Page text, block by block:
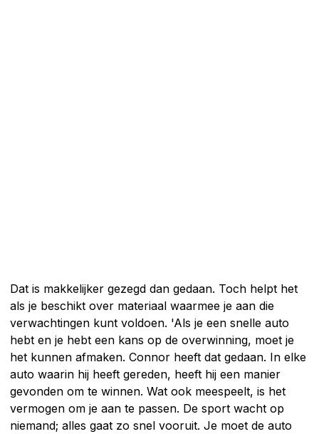
Dat is makkelijker gezegd dan gedaan. Toch helpt het
als je beschikt over materiaal waarmee je aan die
verwachtingen kunt voldoen. 'Als je een snelle auto
hebt en je hebt een kans op de overwinning, moet je
het kunnen afmaken. Connor heeft dat gedaan. In elke
auto waarin hij heeft gereden, heeft hij een manier
gevonden om te winnen. Wat ook meespeelt, is het
vermogen om je aan te passen. De sport wacht op
niemand; alles gaat zo snel vooruit. Je moet de auto